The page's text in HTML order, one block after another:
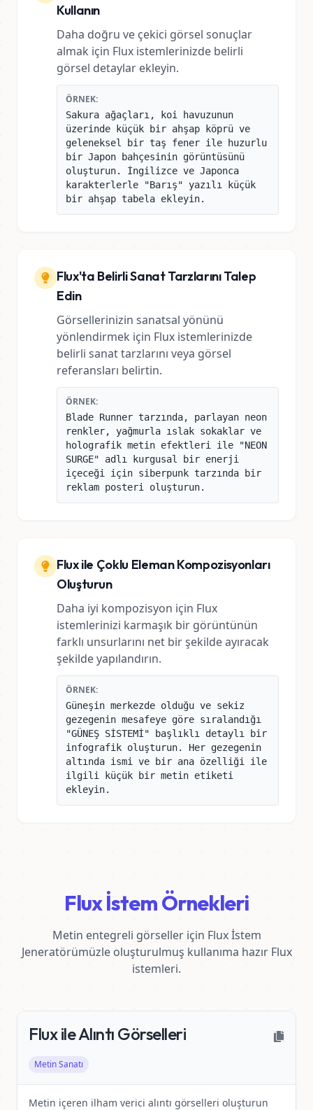
Kullanın
Daha doğru ve çekici görsel sonuçlar
almak için Flux istemlerinizde belirli
görsel detaylar ekleyin.
ÖRNEK:
Sakura ağaçları, koi havuzunun
üzerinde küçük bir ahşap köprü ve
geleneksel bir taş fener ile huzurlu
bir Japon bahçesinin görüntüsünü
oluşturun. İngilizce ve Japonca
karakterlerle "Barış" yazılı küçük
bir ahşap tabela ekleyin.
Flux'ta Belirli Sanat Tarzlarını Talep
Edin
Görsellerinizin sanatsal yönünü
yönlendirmek için Flux istemlerinizde
belirli sanat tarzlarını veya görsel
referansları belirtin.
ÖRNEK:
Blade Runner tarzında, parlayan neon
renkler, yağmurla ıslak sokaklar ve
holografik metin efektleri ile "NEON
SURGE" adlı kurgusal bir enerji
içeceği için siberpunk tarzında bir
reklam posteri oluşturun.
Flux ile Çoklu Eleman Kompozisyonları
Oluşturun
Daha iyi kompozisyon için Flux
istemlerinizi karmaşık bir görüntünün
farklı unsurlarını net bir şekilde ayıracak
şekilde yapılandırın.
ÖRNEK:
Güneşin merkezde olduğu ve sekiz
gezegenin mesafeye göre sıralandığı
"GÜNEŞ SİSTEMİ" başlıklı detaylı bir
infografik oluşturun. Her gezegenin
altında ismi ve bir ana özelliği ile
ilgili küçük bir metin etiketi
ekleyin.
Flux İstem Örnekleri
Metin entegreli görseller için Flux İstem
Jeneratörümüzle oluşturulmuş kullanıma hazır Flux
istemleri.
Flux ile Alıntı Görselleri
Metin Sanatı
Metin içeren ilham verici alıntı görselleri oluşturun